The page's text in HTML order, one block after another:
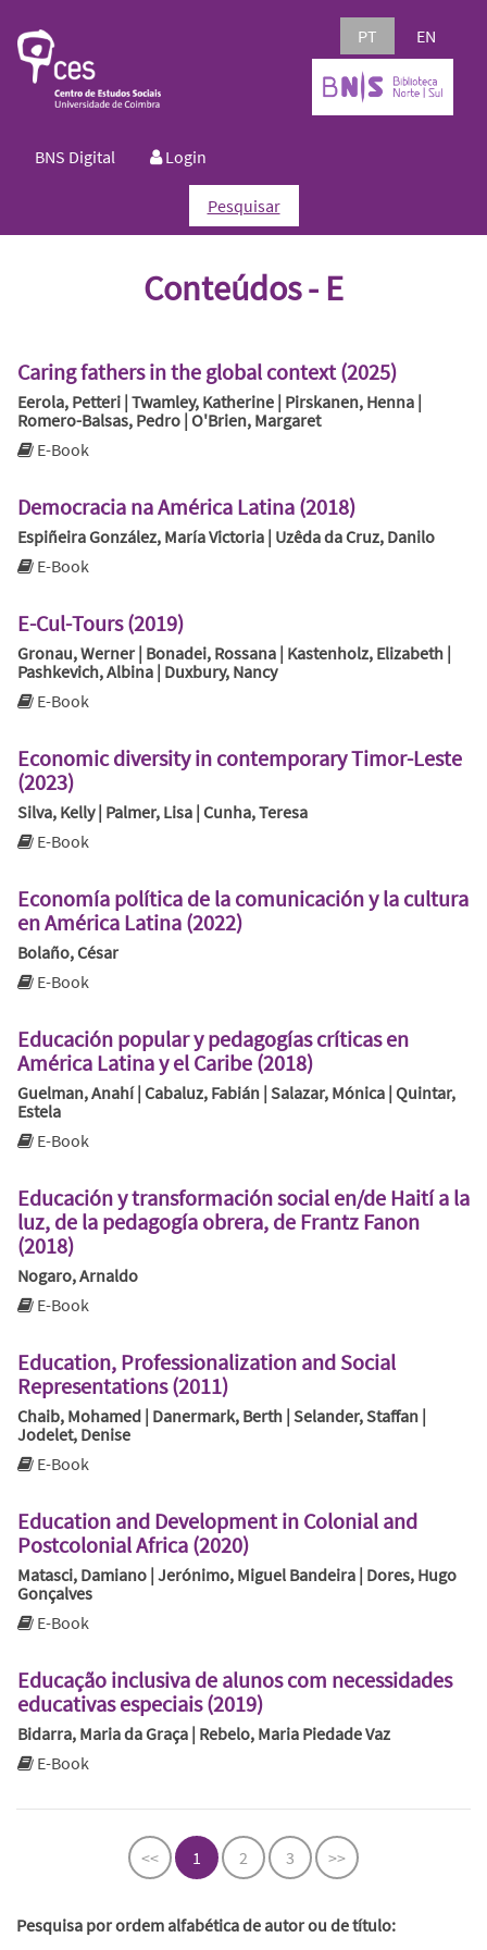
PT EN
BNS Digital Login
Pesquisar
Conteúdos - E
Caring fathers in the global context (2025)
Eerola, Petteri | Twamley, Katherine | Pirskanen, Henna |
Romero-Balsas, Pedro | O'Brien, Margaret
E-Book
Democracia na América Latina (2018)
Espiñeira González, María Victoria | Uzêda da Cruz, Danilo
E-Book
E-Cul-Tours (2019)
Gronau, Werner | Bonadei, Rossana | Kastenholz, Elizabeth |
Pashkevich, Albina | Duxbury, Nancy
E-Book
Economic diversity in contemporary Timor-Leste
(2023)
Silva, Kelly | Palmer, Lisa | Cunha, Teresa
E-Book
Economía política de la comunicación y la cultura
en América Latina (2022)
Bolaño, César
E-Book
Educación popular y pedagogías críticas en
América Latina y el Caribe (2018)
Guelman, Anahí | Cabaluz, Fabián | Salazar, Mónica | Quintar,
Estela
E-Book
Educación y transformación social en/de Haití a la
luz, de la pedagogía obrera, de Frantz Fanon
(2018)
Nogaro, Arnaldo
E-Book
Education, Professionalization and Social
Representations (2011)
Chaib, Mohamed | Danermark, Berth | Selander, Staffan |
Jodelet, Denise
E-Book
Education and Development in Colonial and
Postcolonial Africa (2020)
Matasci, Damiano | Jerónimo, Miguel Bandeira | Dores, Hugo
Gonçalves
E-Book
Educação inclusiva de alunos com necessidades
educativas especiais (2019)
Bidarra, Maria da Graça | Rebelo, Maria Piedade Vaz
E-Book
<< 1 2 3 >>
Pesquisa por ordem alfabética de autor ou de título: